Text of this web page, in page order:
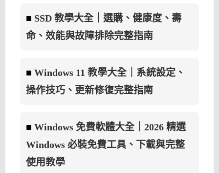
桌
顯
示
中
■ SSD 教學大全｜選購、健康度、壽
命、效能與故障排除完整指南
■Windows 11 教學大全｜系統設定、
操作技巧、更新修復完整指南
■Windows 免費軟體大全｜2026 精選
Windows 必裝免費工具、下載與完整
使用教學